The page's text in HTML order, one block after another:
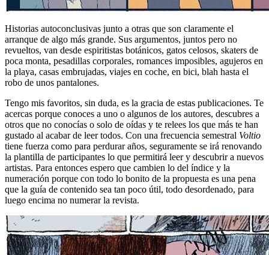
Historias autoconclusivas junto a otras que son claramente el
arranque de algo más grande. Sus argumentos, juntos pero no
revueltos, van desde espiritistas botánicos, gatos celosos, skaters de
poca monta, pesadillas corporales, romances imposibles, agujeros en
la playa, casas embrujadas, viajes en coche, en bici, blah hasta el
robo de unos pantalones.
Tengo mis favoritos, sin duda, es la gracia de estas publicaciones. Te
acercas porque conoces a uno o algunos de los autores, descubres a
otros que no conocías o solo de oídas y te relees los que más te han
gustado al acabar de leer todos. Con una frecuencia semestral Voltio
tiene fuerza como para perdurar años, seguramente se irá renovando
la plantilla de participantes lo que permitirá leer y descubrir a nuevos
artistas. Para entonces espero que cambien lo del índice y la
numeración porque con todo lo bonito de la propuesta es una pena
que la guía de contenido sea tan poco útil, todo desordenado, para
luego encima no numerar la revista.